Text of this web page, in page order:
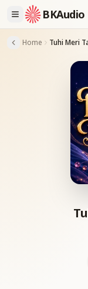
BKAudio
Home Tuhi Meri